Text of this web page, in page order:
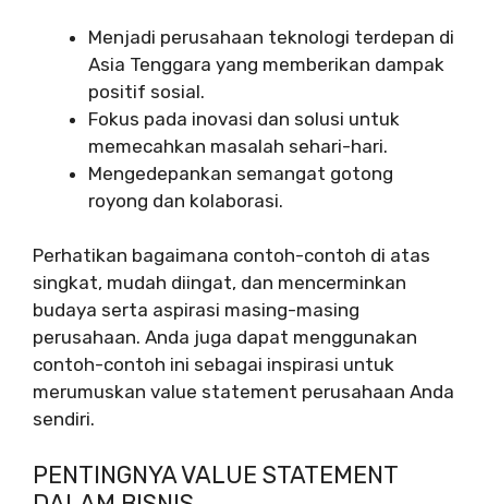
Menjadi perusahaan teknologi terdepan di
Asia Tenggara yang memberikan dampak
positif sosial.
Fokus pada inovasi dan solusi untuk
memecahkan masalah sehari-hari.
Mengedepankan semangat gotong
royong dan kolaborasi.
Perhatikan bagaimana contoh-contoh di atas
singkat, mudah diingat, dan mencerminkan
budaya serta aspirasi masing-masing
perusahaan. Anda juga dapat menggunakan
contoh-contoh ini sebagai inspirasi untuk
merumuskan value statement perusahaan Anda
sendiri.
PENTINGNYA VALUE STATEMENT